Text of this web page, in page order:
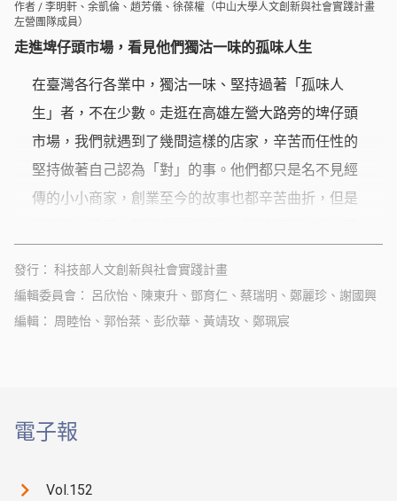
走進埤仔頭市場，看見他們獨沽一味的孤味人生
作者 / 李明軒、余凱倫、趙芳儀、徐葆權（中山大學人文創新與社會實踐計畫
左營團隊成員）
在臺灣各行各業中，獨沽一味、堅持過著「孤味人
生」者，不在少數。走逛在高雄左營大路旁的埤仔頭
市場，我們就遇到了幾間這樣的店家，辛苦而任性的
堅持做著自己認為「對」的事。他們都只是名不見經
傳的小小商家，創業至今的故事也都辛苦曲折，但是
發行
科技部人文創新與社會實踐計畫
編輯委員會
呂欣怡、陳東升、鄧育仁、蔡瑞明、鄭麗珍、謝國興
編輯
周睦怡、郭怡棻、彭欣華、黃靖玫、鄭珮宸
電子報
Vol.152